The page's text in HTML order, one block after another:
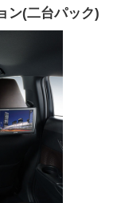
ン(二台パック)